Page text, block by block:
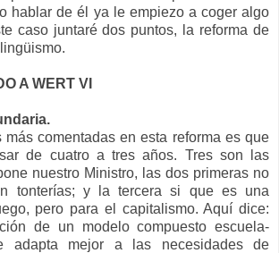
hablar de él ya le empiezo a coger algo
caso juntaré dos puntos, la reforma de
A WERT VI
comentadas en esta reforma es que
de cuatro a tres años. Tres son las
nuestro Ministro, las dos primeras no
tonterías; y la tercera si que es una
pero para el capitalismo. Aquí dice:
de un modelo compuesto escuela-
adapta mejor a las necesidades de